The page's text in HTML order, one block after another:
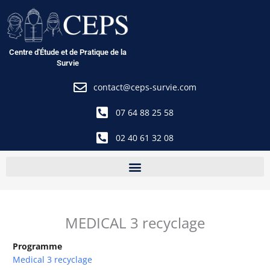
au
contenu
Centre d'Étude et de Pratique de la
Survie
contact@ceps-survie.com
07 64 88 25 58
02 40 61 32 08
MEDICAL 3 recyclage
Programme
Medical 3 recyclage